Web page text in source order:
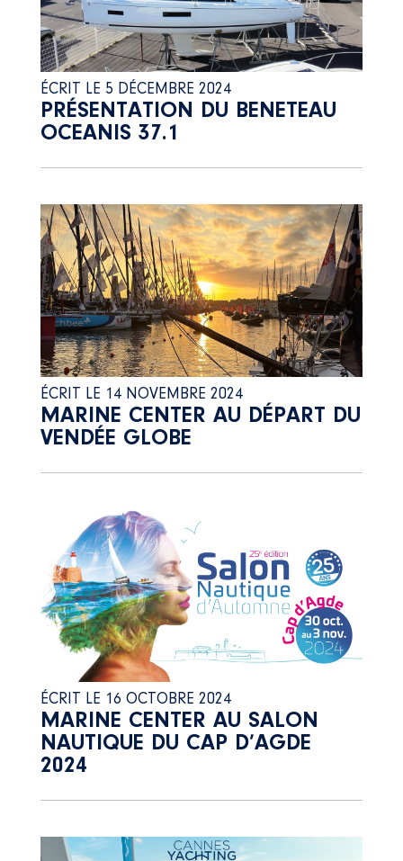
ÉCRIT LE 5 DÉCEMBRE 2024
PRÉSENTATION DU BENETEAU
OCEANIS 37.1
ÉCRIT LE 14 NOVEMBRE 2024
MARINE CENTER AU DÉPART DU
VENDÉE GLOBE
ÉCRIT LE 16 OCTOBRE 2024
MARINE CENTER AU SALON
NAUTIQUE DU CAP D’AGDE
2024